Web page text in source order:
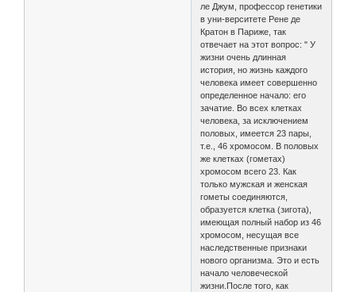
ле Джум, профессор генетики
в уни-верситете Рене де
Кратон в Париже, так
отвечает на этот вопрос: " У
жизни очень длинная
история, но жизнь каждого
человека имеет совершенно
определенное начало: его
зачатие. Во всех клетках
человека, за исключением
половых, имеется 23 пары,
т.е., 46 хромосом. В половых
же клетках (гометах)
хромосом всего 23. Как
только мужская и женская
гометы соединяются,
образуется клетка (зигота),
имеющая полный набор из 46
хромосом, несущая все
наследственные признаки
нового организма. Это и есть
начало человеческой
жизни.После того, как